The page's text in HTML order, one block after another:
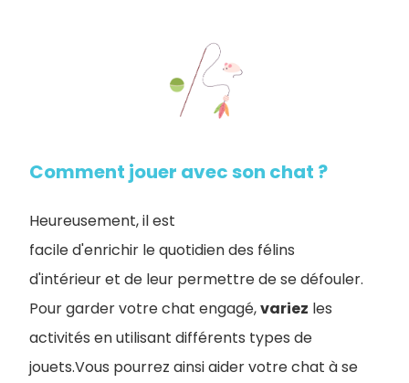
Comment jouer avec son chat ?
Heureusement, il est
facile d'enrichir le quotidien des félins
d'intérieur et de leur permettre de se défouler.
Pour garder votre chat engagé,variez les
activités en utilisant différents types de
jouets.Vous pourrez ainsi aider votre chat à se